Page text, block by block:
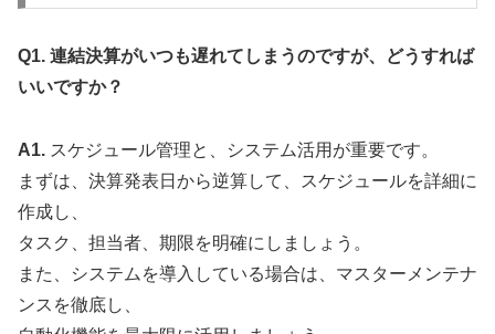
Q1. 連結決算がいつも遅れてしまうのですが、どうすれば
いいですか？
A1. スケジュール管理と、システム活用が重要です。
まずは、決算発表日から逆算して、スケジュールを詳細に
作成し、
タスク、担当者、期限を明確にしましょう。
また、システムを導入している場合は、マスターメンテナ
ンスを徹底し、